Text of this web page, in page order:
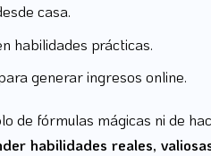
casa.
habilidades prácticas.
generar ingresos online.
de fórmulas mágicas ni de
habilidades reales,